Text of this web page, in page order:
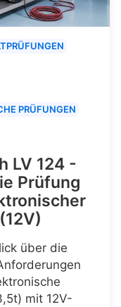
PRÜFUNGEN
LV 124 -
Prüfung
über die
mit 12V-